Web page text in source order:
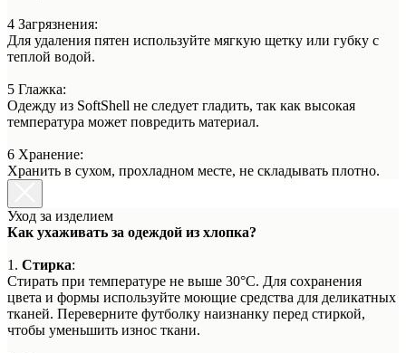
4 Загрязнения:
Для удаления пятен используйте мягкую щетку или губку с
теплой водой.
5 Глажка:
Одежду из SoftShell не следует гладить, так как высокая
температура может повредить материал.
6 Хранение:
Хранить в сухом, прохладном месте, не складывать плотно.
Уход за изделием
Как ухаживать за одеждой из хлопка?
1. Стирка:
Стирать при температуре не выше 30°C. Для сохранения
цвета и формы используйте моющие средства для деликатных
тканей. Переверните футболку наизнанку перед стиркой,
чтобы уменьшить износ ткани.